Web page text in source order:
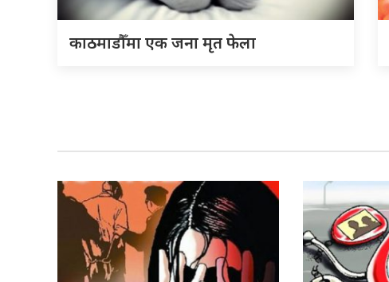
काठमाडौँमा एक जना मृत फेला